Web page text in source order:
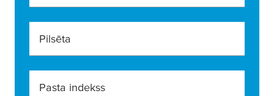
Pilsēta
Pasta indekss